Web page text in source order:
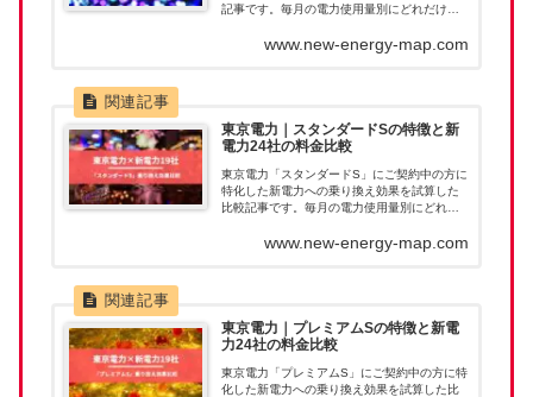
記事です。毎月の電力使用量別にどれだけ節
新電力へ乗り換えたあとに料金が高くなって
www.new-energy-map.com
東京電力｜スタンダードSの特徴と新
電力24社の料金比較
東京電力「スタンダードS」にご契約中の方に
特化した新電力への乗り換え効果を試算した
比較記事です。毎月の電力使用量別にどれだ
す。新電力へ乗り換えたあとに料金が高くな
www.new-energy-map.com
東京電力｜プレミアムSの特徴と新電
力24社の料金比較
東京電力「プレミアムS」にご契約中の方に特
化した新電力への乗り換え効果を試算した比